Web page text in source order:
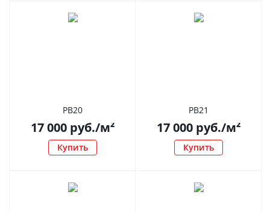
РВ20
17 000руб./м²
Купить
РВ21
17 000руб./м²
Купить